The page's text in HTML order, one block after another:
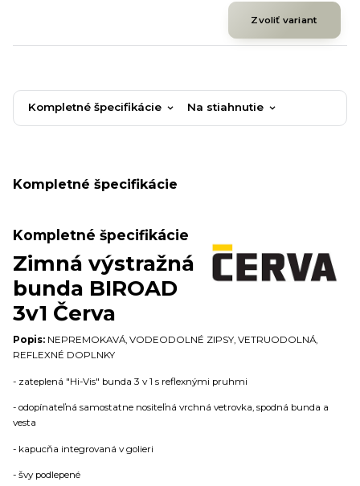
Zvoliť variant
Kompletné špecifikácie Na stiahnutie
Kompletné špecifikácie
Kompletné špecifikácie
Zimná výstražná
bunda BIROAD
3v1 Červa
Popis: NEPREMOKAVÁ, VODEODOLNÉ ZIPSY, VETRUODOLNÁ,
REFLEXNÉ DOPLNKY
- zateplená "Hi-Vis" bunda 3 v 1 s reflexnými pruhmi
- odopínateľná samostatne nositeľná vrchná vetrovka, spodná bunda a
vesta
- kapucňa integrovaná v golieri
- švy podlepené